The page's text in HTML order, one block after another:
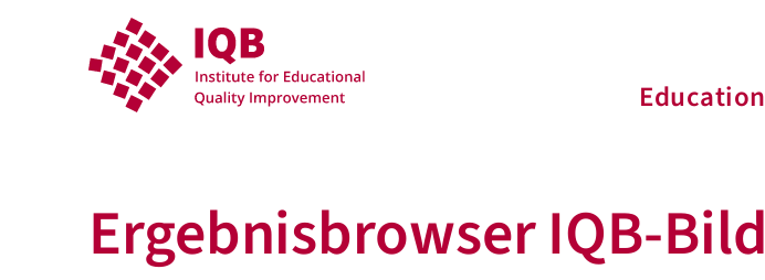
Ergebnisbrowser IQB-